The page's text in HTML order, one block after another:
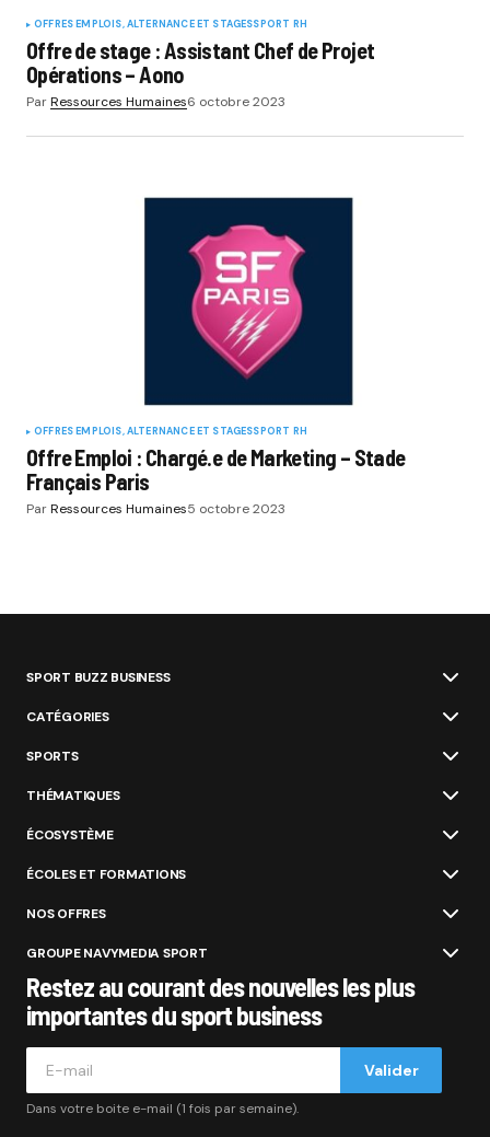
OFFRES EMPLOIS, ALTERNANCE ET STAGESSPORT RH
Offre de stage : Assistant Chef de Projet
Opérations – Aono
ParRessources Humaines6 octobre 2023
OFFRES EMPLOIS, ALTERNANCE ET STAGESSPORT RH
Offre Emploi : Chargé.e de Marketing – Stade
Français Paris
ParRessources Humaines5 octobre 2023
SPORT BUZZ BUSINESS
CATÉGORIES
SPORTS
THÉMATIQUES
ÉCOSYSTÈME
ÉCOLES ET FORMATIONS
NOS OFFRES
GROUPE NAVYMEDIA SPORT
Restez au courant des nouvelles les plus
importantes du sport business
Valider
Dans votre boite e-mail (1 fois par semaine).